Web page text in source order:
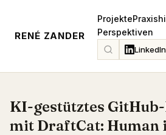
RENÉ ZANDER
Projekte
Perspektiven
LinkedIn
KI-gestütztes
mit DraftCat: Human